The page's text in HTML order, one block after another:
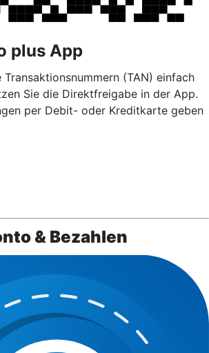
plus App
Transaktionsnummern (TAN) einfach
Sie die Direktfreigabe in der App.
per Debit- oder Kreditkarte geben
& Bezahlen